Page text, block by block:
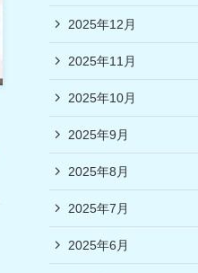
2025年12月
2025年11月
2025年10月
2025年9月
2025年8月
2025年7月
2025年6月